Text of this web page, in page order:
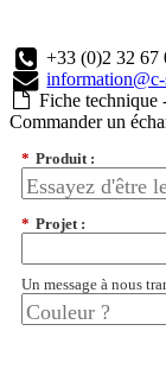
+33 (0)2 32 67
Fiche technique
Commander un
* Produit :
* Projet :
Un message à nous